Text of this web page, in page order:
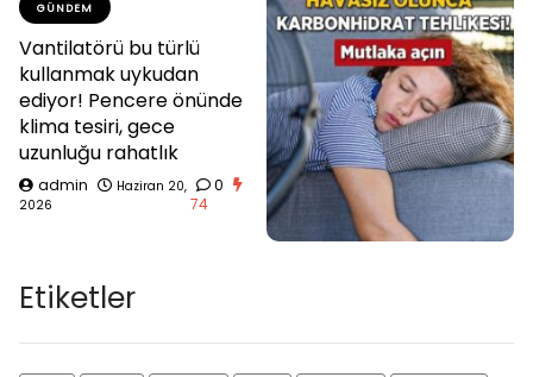
GÜNDEM
Vantilatörü bu türlü
kullanmak uykudan
ediyor! Pencere önünde
klima tesiri, gece
uzunluğu rahatlık
admin
Haziran 20,
2026
0
74
Etiketler